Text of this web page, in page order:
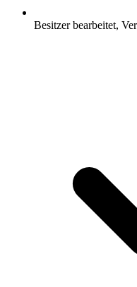
Besitzer bearbeitet,